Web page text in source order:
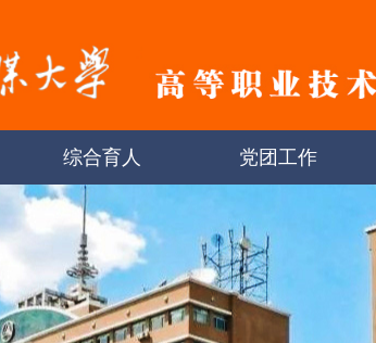
综合育人 党团工作